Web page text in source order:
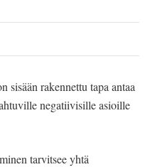
rakennettu tapa antaa
negatiivisille asioille
tarvitsee yhtä